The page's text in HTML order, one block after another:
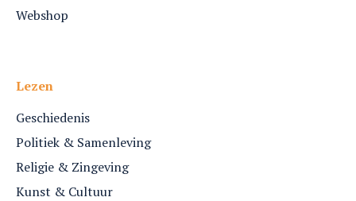
Webshop
Lezen
Geschiedenis
Politiek & Samenleving
Religie & Zingeving
Kunst & Cultuur